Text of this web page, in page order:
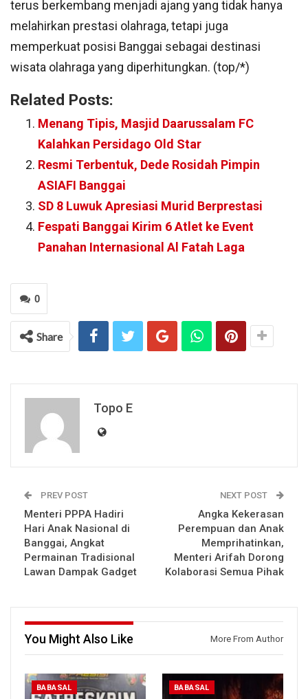
terus berkembang menjadi ajang yang tidak hanya
melahirkan prestasi olahraga, tetapi juga
memperkuat posisi Banggai sebagai destinasi
wisata olahraga yang diperhitungkan. (top/*)
Related Posts:
Menang Tipis, Masjid Daarussalam FC
Kalahkan Persidago Old Star
Resmi Terbentuk, Dede Rosidah Pimpin
ASIAFI Banggai
SD 8 Luwuk Apresiasi Murid Berprestasi
Fespati Banggai Kirim 6 Atlet ke Event
Panahan Internasional Al Fatah Laga
0
Share
Topo E
PREV POST
Menteri PPPA Hadiri
Hari Anak Nasional di
Banggai, Angkat
Permainan Tradisional
Lawan Dampak Gadget
NEXT POST
Angka Kekerasan
Perempuan dan Anak
Memprihatinkan,
Menteri Arifah Dorong
Kolaborasi Semua Pihak
You Might Also Like More From Author
BABASAL BABASAL